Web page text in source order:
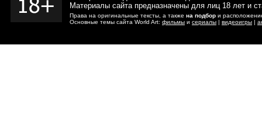
Материалы сайта предназначены для лиц 18 лет и
Права на оригинальные тексты, а также на подбор и
Основные темы сайта World Art: фильмы и сериалы | видеоигры |